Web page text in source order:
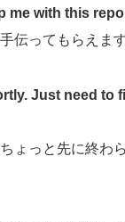
me with this
伝ってもらえま
Just need to
ょっと先に終わ